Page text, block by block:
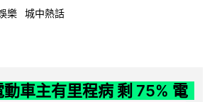
樂 城中熱話
車主有里程病 剩 75% 電